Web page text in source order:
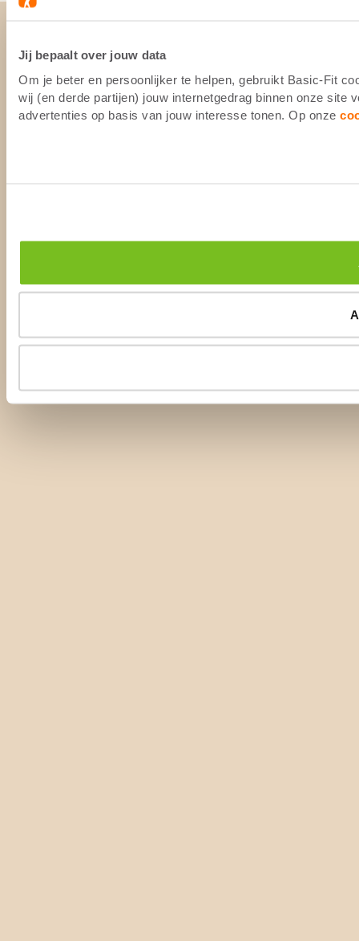
Jij bepaalt over jouw data
Om je beter en persoonlijker te helpen, gebruikt Basic-Fit
wij (en derde partijen) jouw internetgedrag binnen onze site
advertenties op basis van jouw interesse tonen. Op onze